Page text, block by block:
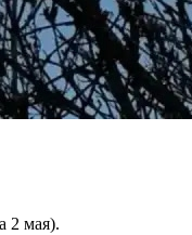
2 мая).